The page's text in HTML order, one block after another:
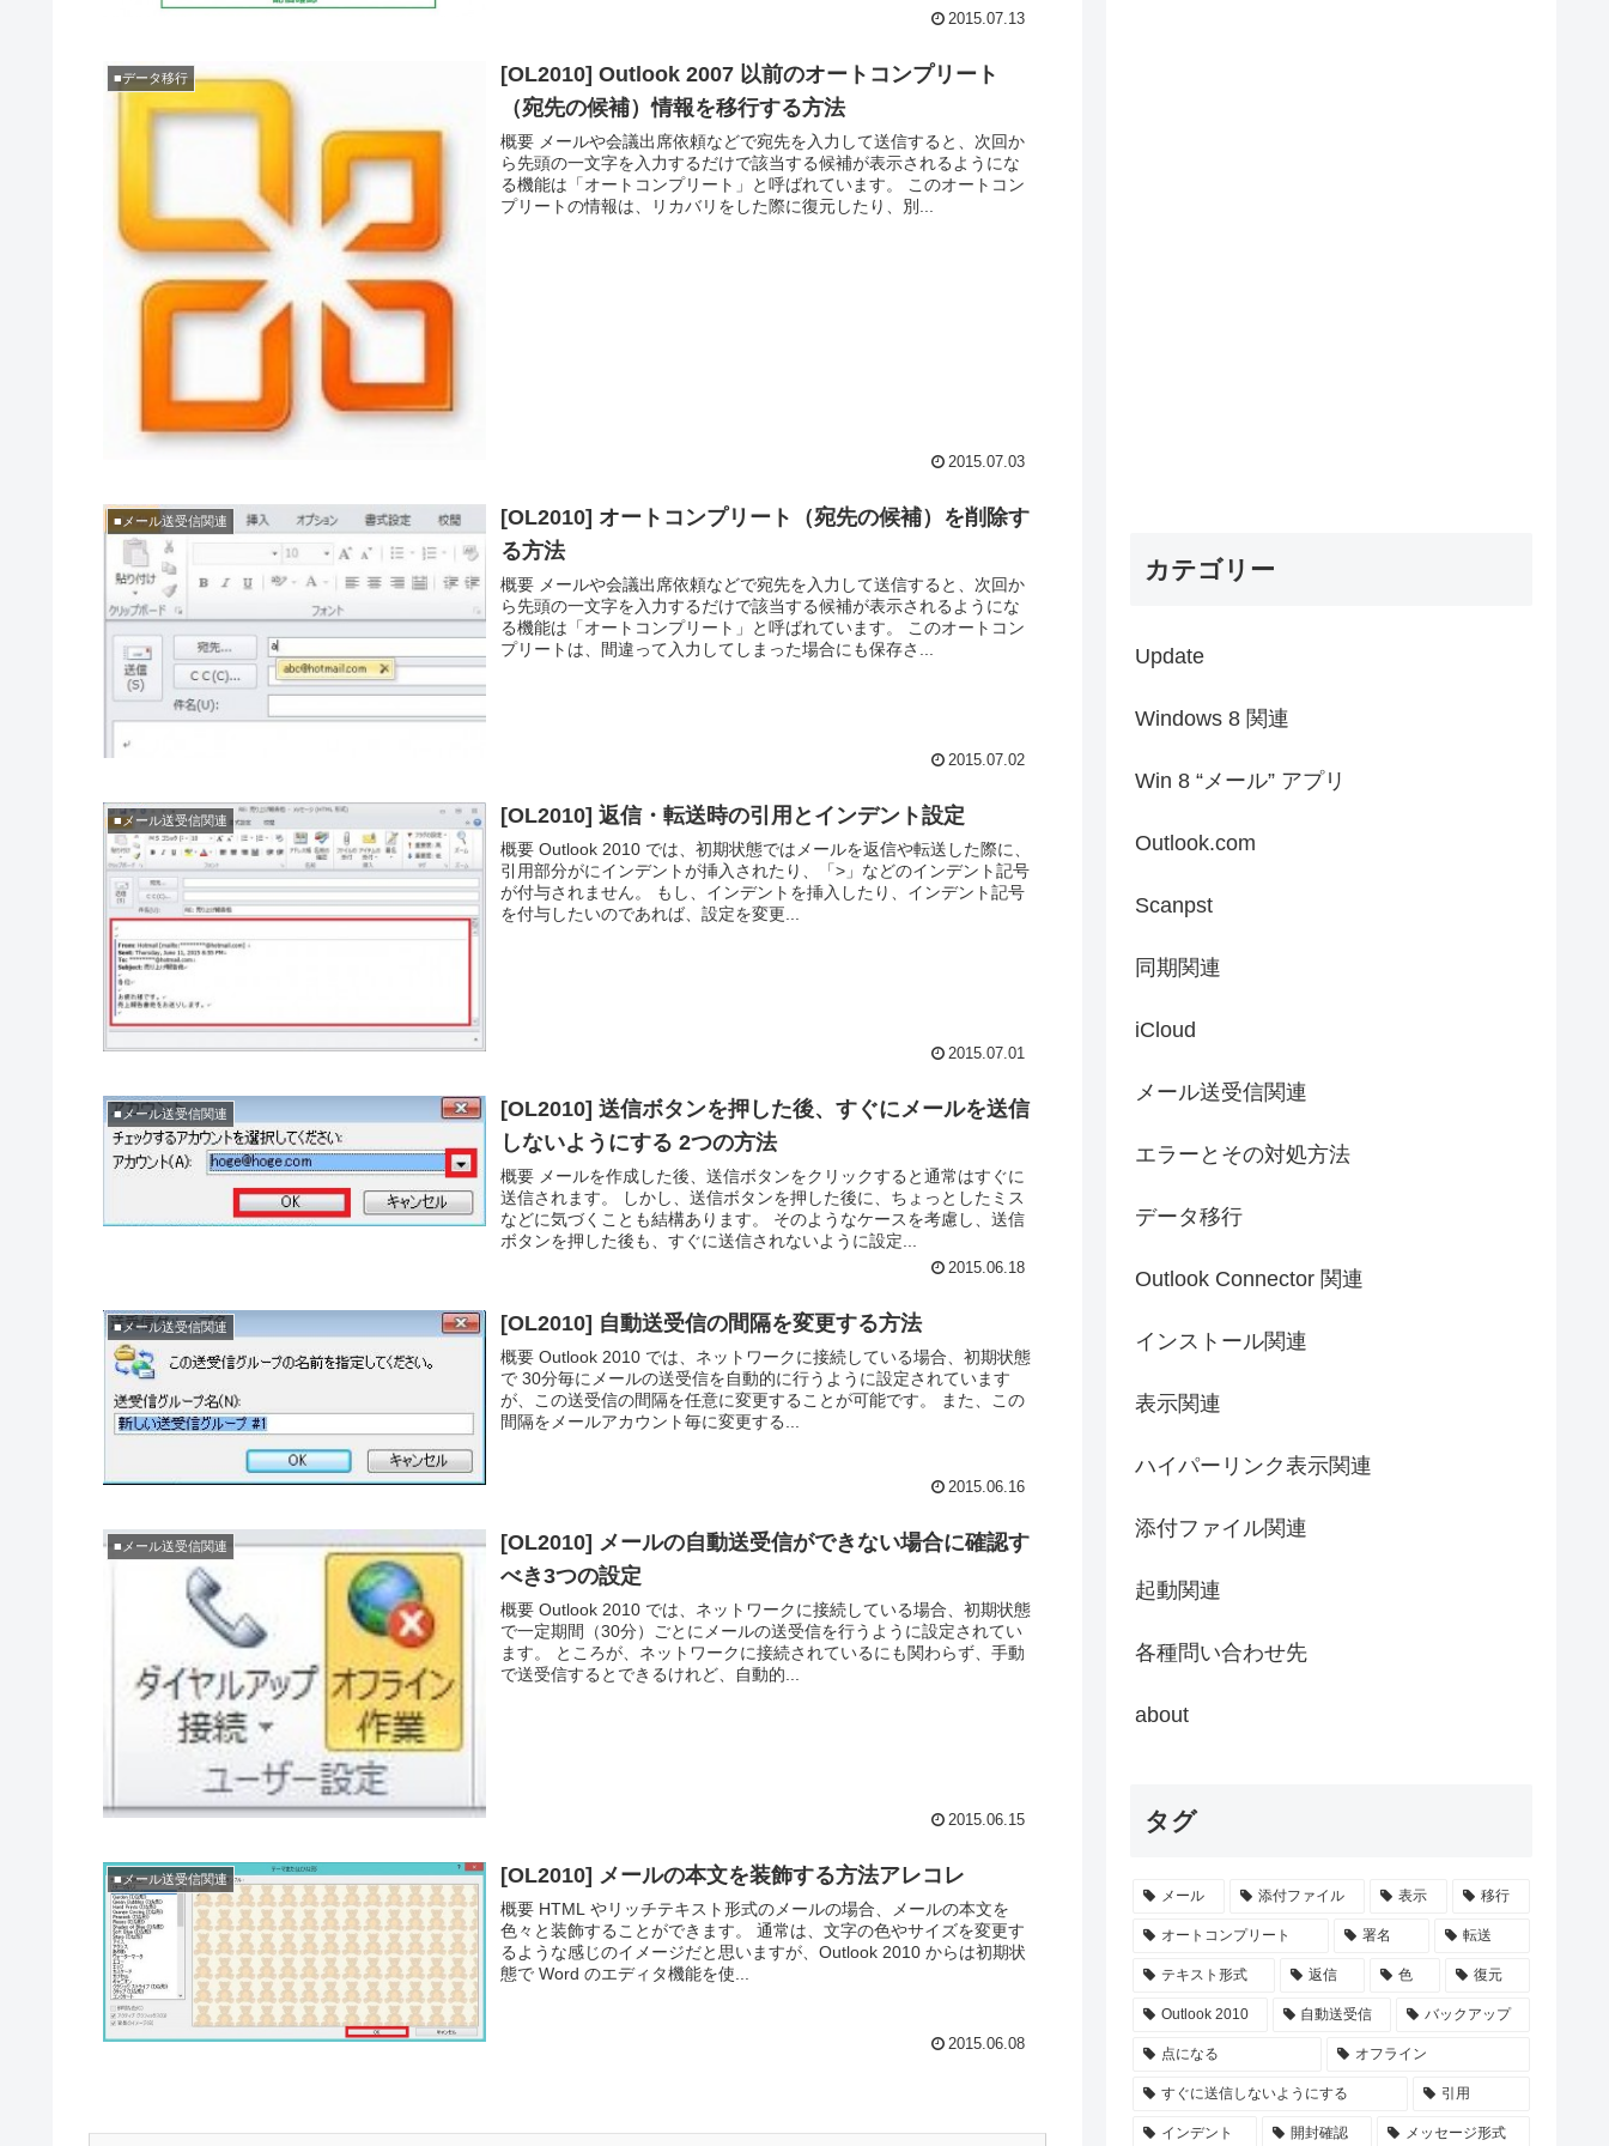
2015.07.13
■データ移行
[OL2010] Outlook 2007 以前のオートコンプリート
（宛先の候補）情報を移行する方法
概要 メールや会議出席依頼などで宛先を入力して送信すると、次回か
ら先頭の一文字を入力するだけで該当する候補が表示されるようにな
る機能は「オートコンプリート」と呼ばれています。 このオートコン
プリートの情報は、リカバリをした際に復元したり、別...
2015.07.03
■メール送受信関連
[OL2010] オートコンプリート（宛先の候補）を削除す
る方法
概要 メールや会議出席依頼などで宛先を入力して送信すると、次回か
ら先頭の一文字を入力するだけで該当する候補が表示されるようにな
る機能は「オートコンプリート」と呼ばれています。 このオートコン
プリートは、間違って入力してしまった場合にも保存さ...
2015.07.02
■メール送受信関連 [OL2010] 返信・転送時の引用とインデント設定
概要 Outlook 2010 では、初期状態ではメールを返信や転送した際に、
引用部分がにインデントが挿入されたり、「>」などのインデント記号
が付与されません。 もし、インデントを挿入したり、インデント記号
を付与したいのであれば、設定を変更...
2015.07.01
■メール送受信関連
[OL2010] 送信ボタンを押した後、すぐにメールを送信
しないようにする 2つの方法
概要 メールを作成した後、送信ボタンをクリックすると通常はすぐに
送信されます。 しかし、送信ボタンを押した後に、ちょっとしたミス
などに気づくことも結構あります。 そのようなケースを考慮し、送信
ボタンを押した後も、すぐに送信されないように設定...
2015.06.18
■メール送受信関連 [OL2010] 自動送受信の間隔を変更する方法
概要 Outlook 2010 では、ネットワークに接続している場合、初期状態
で 30分毎にメールの送受信を自動的に行うように設定されています
が、この送受信の間隔を任意に変更することが可能です。 また、この
間隔をメールアカウント毎に変更する...
2015.06.16
■メール送受信関連
[OL2010] メールの自動送受信ができない場合に確認す
べき3つの設定
概要 Outlook 2010 では、ネットワークに接続している場合、初期状態
で一定期間（30分）ごとにメールの送受信を行うように設定されてい
ます。 ところが、ネットワークに接続されているにも関わらず、手動
で送受信するとできるけれど、自動的...
2015.06.15
■メール送受信関連 [OL2010] メールの本文を装飾する方法アレコレ
概要 HTML やリッチテキスト形式のメールの場合、メールの本文を
色々と装飾することができます。 通常は、文字の色やサイズを変更す
るような感じのイメージだと思いますが、Outlook 2010 からは初期状
態で Word のエディタ機能を使...
2015.06.08
カテゴリー
Update
Windows 8 関連
Win 8 “メール” アプリ
Outlook.com
Scanpst
同期関連
iCloud
メール送受信関連
エラーとその対処方法
データ移行
Outlook Connector 関連
インストール関連
表示関連
ハイパーリンク表示関連
添付ファイル関連
起動関連
各種問い合わせ先
about
タグ
メール 添付ファイル 表示 移行
オートコンプリート 署名 転送
テキスト形式 返信 色 復元
Outlook 2010 自動送受信 バックアップ
点になる オフライン
すぐに送信しないようにする 引用
インデント 開封確認 メッセージ形式